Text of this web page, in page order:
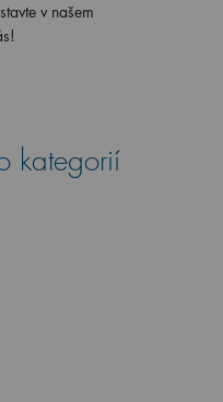
v našem
kategorií